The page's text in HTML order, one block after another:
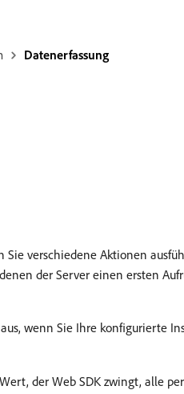
Datenerfassung
Sie verschiedene Aktionen
der Server einen ersten
wenn Sie Ihre konfigurierte
der Web SDK zwingt, alle